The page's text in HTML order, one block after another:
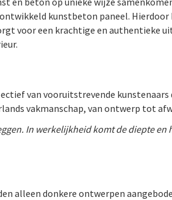
kunstbeton paneel. Hierdoor
voor een krachtige en authentieke
van vooruitstrevende kunstenaars
vakmanschap, van ontwerp tot
In werkelijkheid komt de diepte en
alleen donkere ontwerpen